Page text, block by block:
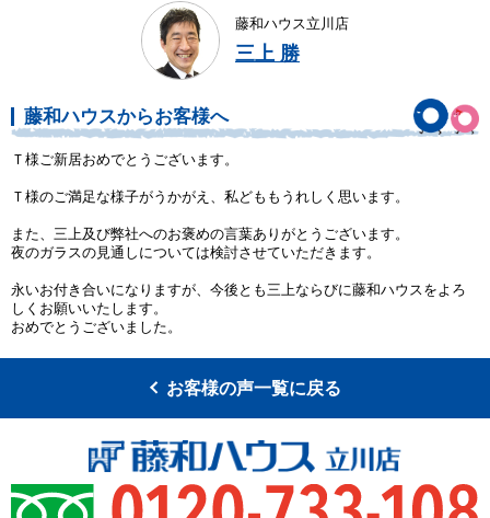
藤和ハウス立川店
三上 勝
藤和ハウスからお客様へ
Ｔ様ご新居おめでとうございます。
Ｔ様のご満足な様子がうかがえ、私どももうれしく思います。
また、三上及び弊社へのお褒めの言葉ありがとうございます。
夜のガラスの見通しについては検討させていただきます。
永いお付き合いになりますが、今後とも三上ならびに藤和ハウスをよろ
しくお願いいたします。
おめでとうございました。
お客様の声一覧に戻る